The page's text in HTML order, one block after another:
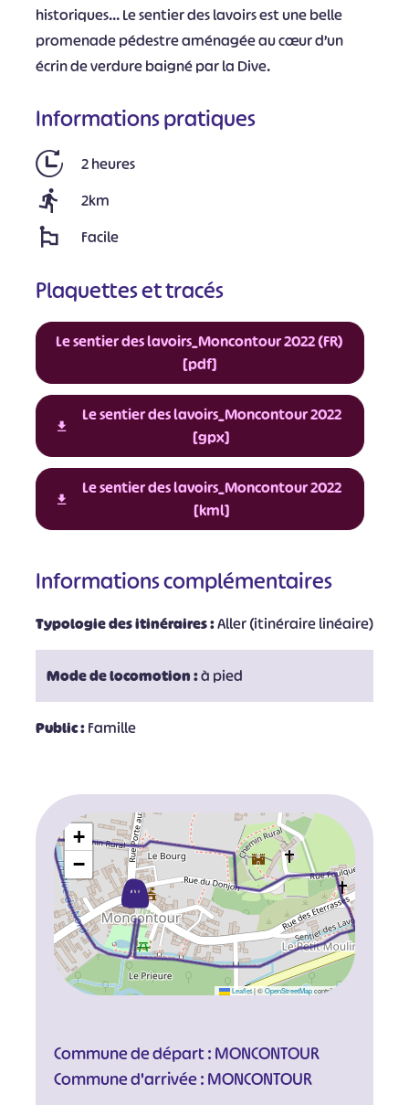
historiques… Le sentier des lavoirs est une belle
promenade pédestre aménagée au cœur d’un
écrin de verdure baigné par la Dive.
Informations pratiques
2 heures
2km
Facile
Plaquettes et tracés
Le sentier des lavoirs_Moncontour 2022 (FR)
[pdf]
Le sentier des lavoirs_Moncontour 2022
[gpx]
Le sentier des lavoirs_Moncontour 2022
[kml]
Informations complémentaires
Typologie des itinéraires :Aller (itinéraire linéaire)
Mode de locomotion :à pied
Public :Famille
+
−
Leaflet|©OpenStreetMapcontributors
Commune de départ : MONCONTOUR
Commune d'arrivée : MONCONTOUR